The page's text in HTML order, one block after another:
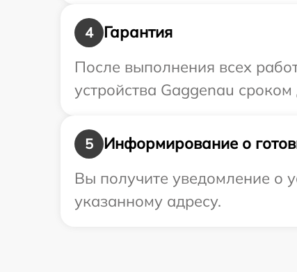
4
Гарантия
После выполнения всех
устройства Gaggenau сроком
5
Информирование о
Вы получите уведомление о
указанному адресу.